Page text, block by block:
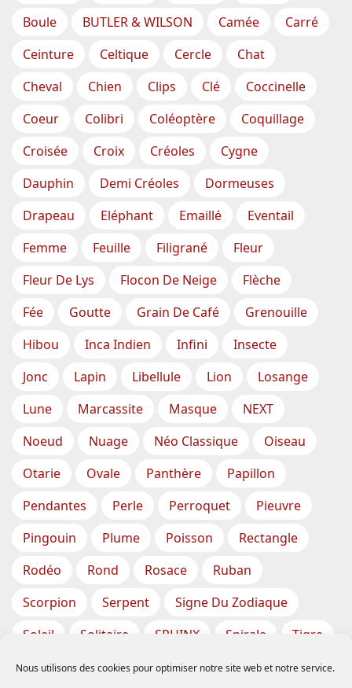
Nous utilisons des cookies pour optimiser notre site web et notre service.
Boule
BUTLER & WILSON Camée
Carré
Ceinture
Celtique Cercle
Chat
Cheval
Chien Clips Clé
Coccinelle
Coeur
Colibri Coléoptère
Coquillage
Croisée
Croix Créoles
Cygne
Dauphin
Demi Créoles
Dormeuses
Drapeau
Eléphant Emaillé
Eventail
Femme
Feuille Filigrané
Fleur
Fleur De Lys
Flocon De Neige
Flèche
Fée
Goutte Grain De Café
Grenouille
Hibou
Inca Indien Infini
Insecte
Jonc
Lapin Libellule Lion
Losange
Lune
Marcassite Masque
NEXT
Noeud
Nuage Néo Classique
Oiseau
Otarie
Ovale Panthère
Papillon
Pendantes
Perle Perroquet
Pieuvre
Pingouin
Plume Poisson
Rectangle
Rodéo
Rond Rosace
Ruban
Scorpion
Serpent
Signe Du Zodiaque
Soleil
Solitaire SPHINX Spirale
Tigre
Torsade
Tortue Train Tresse